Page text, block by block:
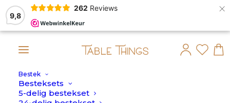
9,8
262 Reviews ×
Bestek
Besteksets
5-delig bestekset
op maandag 10 Augustus verstuurd.
AANBIEDING!